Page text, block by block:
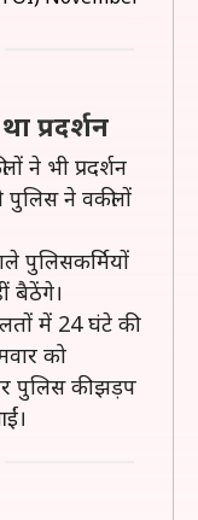
प्रदर्शन
ने भी प्रदर्शन
पुलिस ने वकीलों
पुलिसकर्मियों
बैठेंगे।
में 24 घंटे की
को
पुलिस की झड़प